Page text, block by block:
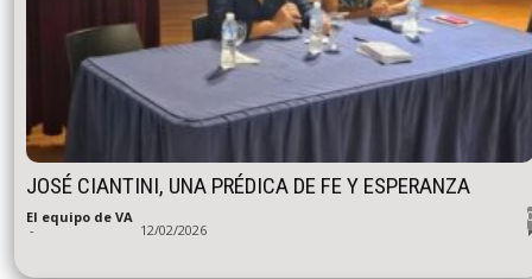
JOSÉ CIANTINI, UNA PRÉDICA DE FE Y ESPERANZA
El equipo de VA
- 12/02/2026